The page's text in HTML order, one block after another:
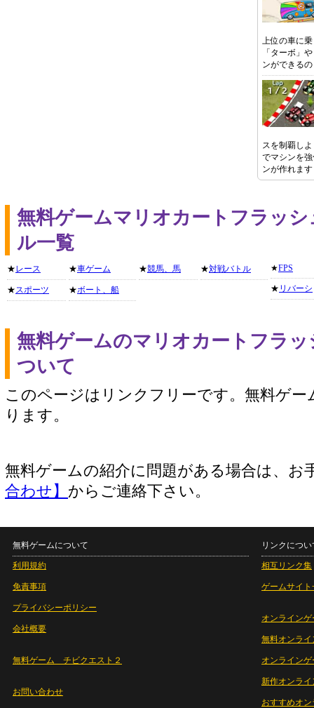
上位の車に
「ターボ」
ンができる
スを制覇し
でマシンを
ンが作れま
無料ゲームマリオカートフラッ
ル一覧
★レース
★スポーツ
★車ゲーム
★ボート、船
★競馬、馬 ★対戦バトル ★FPS
★ リバーシ
無料ゲームのマリオカートフラ
ついて
このページはリンクフリーです。無料ゲー
ります。
無料ゲームの紹介に問題がある場合は、お
合わせ】 からご連絡下さい。
無料ゲームについて
利用規約
免責事項
プライバシーポリシー
会社概要
無料ゲーム チビクエスト２
お問い合わせ
リンクについ
相互リンク集
ゲームサイト
オンラインゲ
無料オンライ
オンライン
新作オンライ
おすすめオ